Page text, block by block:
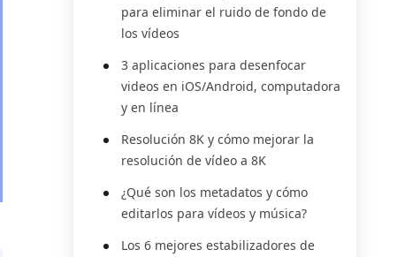
para eliminar el ruido de fondo de
los vídeos
3 aplicaciones para desenfocar
videos en iOS/Android, computadora
y en línea
Resolución 8K y cómo mejorar la
resolución de vídeo a 8K
¿Qué son los metadatos y cómo
editarlos para vídeos y música?
Los 6 mejores estabilizadores de